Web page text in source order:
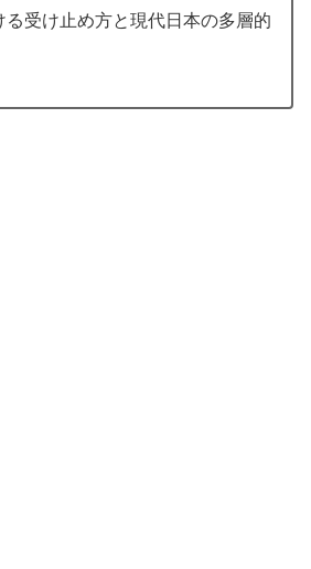
る受け止め方と現代日本の多層的